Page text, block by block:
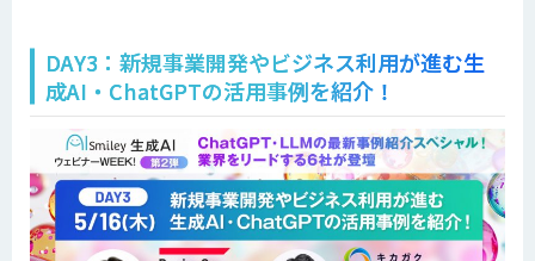
DAY3：新規事業開発やビジネス利用が進む生
成AI・ChatGPTの活用事例を紹介！